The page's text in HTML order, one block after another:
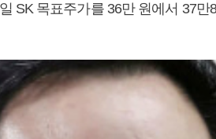
SK 목표주가를 36만 원에서 37만